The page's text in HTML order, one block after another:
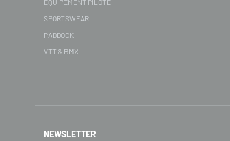
SPORTSWEAR
PADDOCK
VTT & BMX
NEWSLETTER